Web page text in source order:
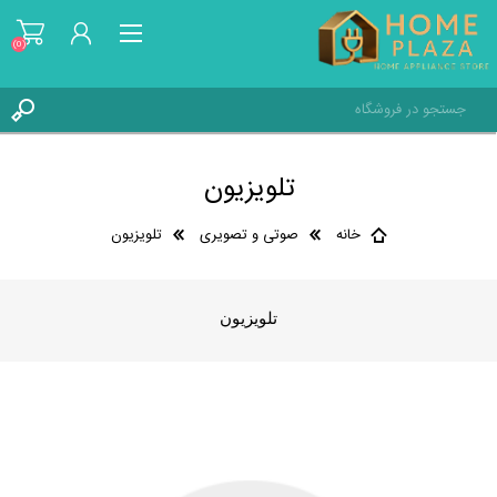
علاقه مندی ها
(0)
تلویزیون
خانه صوتی و تصویری تلویزیون
تلویزیون